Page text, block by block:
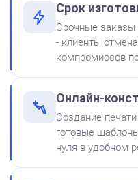
от 750
Штамп Просто супер!
Краска
Shiny S-
Срок
Срочные
- клиенты
компромиссов
Онлайн-
Создание
готовые
нуля в удобном